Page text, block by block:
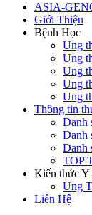
ASIA-
Giới Thiệu
Bệnh Học
Ung
Ung
Ung
Ung
Ung
Thông tin
Danh
Danh
Danh
TOP
Kiến thức Y
Ung
Liên Hệ